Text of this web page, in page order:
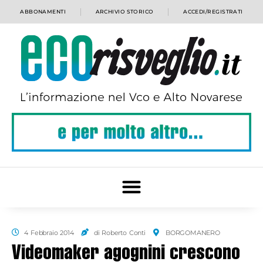
ABBONAMENTI ARCHIVIO STORICO ACCEDI/REGISTRATI
4 Febbraio 2014 di Roberto Conti BORGOMANERO
Videomaker agognini crescono